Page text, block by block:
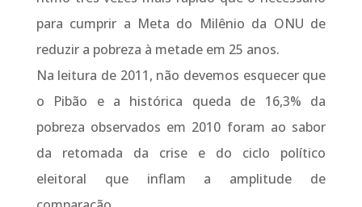
para cumprir a Meta do Milênio da ONU de
reduzir a pobreza à metade em 25 anos.
Na leitura de 2011, não devemos esquecer que
o Pibão e a histórica queda de 16,3% da
pobreza observados em 2010 foram ao sabor
da retomada da crise e do ciclo político
eleitoral que inflam a amplitude de